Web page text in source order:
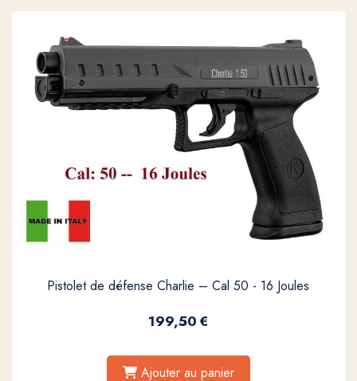
Pistolet de défense Charlie – Cal 50 - 16 Joules
199,50€
Ajouter au panier